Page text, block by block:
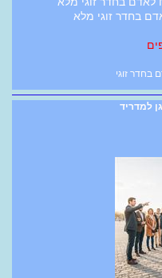
בחדר זוגי
למדריד